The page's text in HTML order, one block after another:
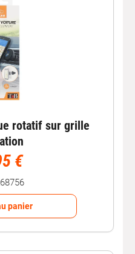
rotatif sur grille
€
panier